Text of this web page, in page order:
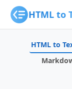
HTML to
HTML to